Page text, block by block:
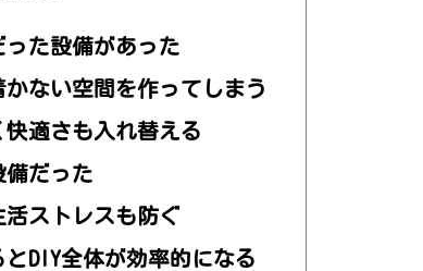
た設備があった
ない空間を作ってしまう
適さも入れ替える
だった
ストレスも防ぐ
DIY全体が効率的になる